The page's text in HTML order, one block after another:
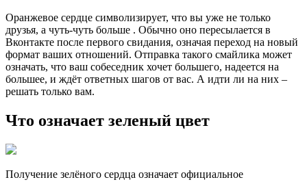
Оранжевое сердце символизирует, что вы уже не только
друзья, а чуть-чуть больше . Обычно оно пересылается в
Вконтакте после первого свидания, означая переход на новый
формат ваших отношений. Отправка такого смайлика может
означать, что ваш собеседник хочет большего, надеется на
большее, и ждёт ответных шагов от вас. А идти ли на них –
решать только вам.
Что означает зеленый цвет
Получение зелёного сердца означает официальное